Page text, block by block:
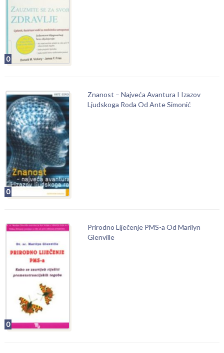
0
0
Znanost – Najveća Avantura I Izazov
Ljudskoga Roda Od Ante Simonić
0
Prirodno Liječenje PMS-a Od Marilyn
Glenville